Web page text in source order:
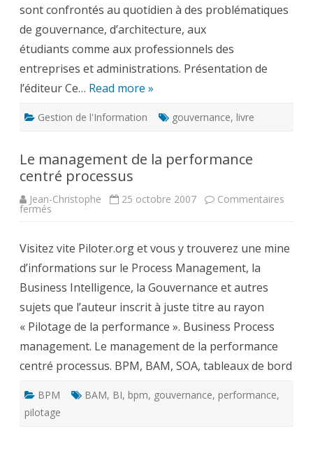
sont confrontés au quotidien à des problématiques
de gouvernance, d’architecture, aux
étudiants comme aux professionnels des
entreprises et administrations. Présentation de
l’éditeur Ce… Read more »
Gestion de l'Information gouvernance, livre
Le management de la performance
centré processus
Jean-Christophe 25 octobre 2007 Commentaires
fermés
la
performance
centré
processus
Visitez vite Piloter.org et vous y trouverez une mine
d’informations sur le Process Management, la
Business Intelligence, la Gouvernance et autres
sujets que l’auteur inscrit à juste titre au rayon
« Pilotage de la performance ». Business Process
management. Le management de la performance
centré processus. BPM, BAM, SOA, tableaux de bord
BPM BAM, BI, bpm, gouvernance, performance,
pilotage